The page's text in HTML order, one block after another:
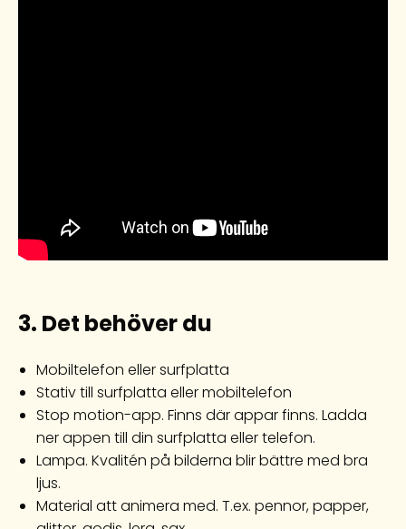
3. Det behöver du
Mobiltelefon eller surfplatta
Stativ till surfplatta eller mobiltelefon
Stop motion-app. Finns där appar finns. Ladda
ner appen till din surfplatta eller telefon.
Lampa. Kvalitén på bilderna blir bättre med bra
ljus.
Material att animera med. T.ex. pennor, papper,